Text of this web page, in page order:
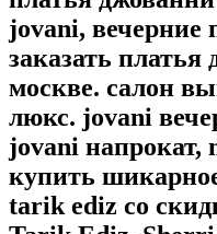
jovani, вечерние
заказать
москве. салон
люкс. jovani
jovani напрокат,
купить
tarik ediz со